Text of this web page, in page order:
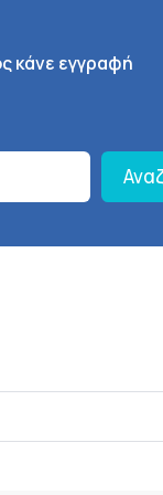
κάνε εγγραφή